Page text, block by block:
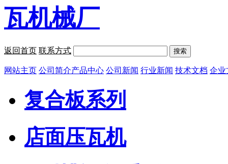
瓦机械厂
返回首页 联系方式 搜索
网站主页 公司简介产品中心 公司新闻 行业新闻 技术文档 企业
复合板系列
店面压瓦机